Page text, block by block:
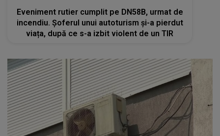
Eveniment rutier cumplit pe DN58B, urmat de
incendiu. Șoferul unui autoturism și-a pierdut
viața, după ce s-a izbit violent de un TIR